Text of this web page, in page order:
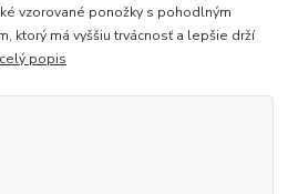
vzorované ponožky s pohodlným
ktorý má vyššiu trvácnosť a lepšie drží
celý popis